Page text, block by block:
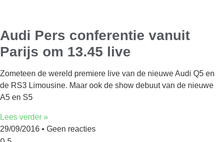
Audi Pers conferentie vanuit
Parijs om 13.45 live
Zometeen de wereld premiere live van de nieuwe Audi Q5 en
de RS3 Limousine. Maar ook de show debuut van de nieuwe
A5 en S5
Lees verder »
29/09/2016
Geen reacties